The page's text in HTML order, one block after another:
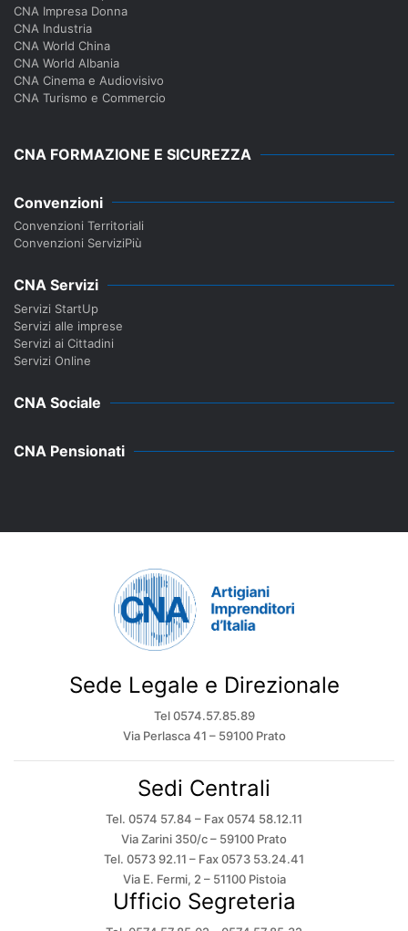
CNA Impresa Donna
CNA Industria
CNA World China
CNA World Albania
CNA Cinema e Audiovisivo
CNA Turismo e Commercio
CNA FORMAZIONE E SICUREZZA
Convenzioni
Convenzioni Territoriali
Convenzioni ServiziPiù
CNA Servizi
Servizi StartUp
Servizi alle imprese
Servizi ai Cittadini
Servizi Online
CNA Sociale
CNA Pensionati
Sede Legale e Direzionale
Tel 0574.57.85.89
Via Perlasca 41 – 59100 Prato
Sedi Centrali
Tel. 0574 57.84 – Fax 0574 58.12.11
Via Zarini 350/c – 59100 Prato
Tel. 0573 92.11 – Fax 0573 53.24.41
Via E. Fermi, 2 – 51100 Pistoia
Ufficio Segreteria